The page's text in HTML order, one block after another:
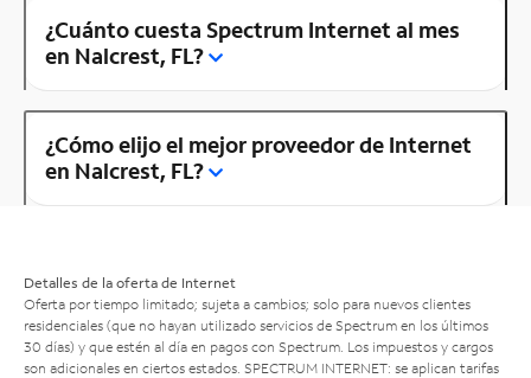
¿Cuánto cuesta Spectrum Internet al mes
en Nalcrest, FL?
¿Cómo elijo el mejor proveedor de Internet
en Nalcrest, FL?
Detalles de la oferta de Internet
Oferta por tiempo limitado; sujeta a cambios; solo para nuevos clientes
residenciales (que no hayan utilizado servicios de Spectrum en los últimos
30 días) y que estén al día en pagos con Spectrum. Los impuestos y cargos
son adicionales en ciertos estados. SPECTRUM INTERNET: se aplican tarifas